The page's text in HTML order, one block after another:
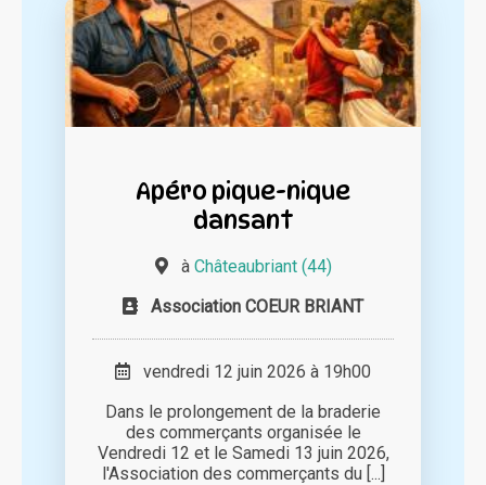
Apéro pique-nique
dansant
à Châteaubriant (44)
Association COEUR BRIANT
vendredi 12 juin 2026 à 19h00
Dans le prolongement de la braderie
des commerçants organisée le
Vendredi 12 et le Samedi 13 juin 2026,
l'Association des commerçants du [...]